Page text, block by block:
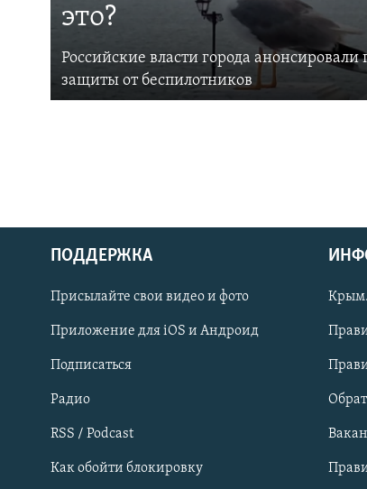
Українською
Qırımtatar
ПРИСОЕДИНЯЙТЕСЬ!
это?
Российские власти города
защиты от беспилотников
ПОДДЕРЖКА
Присылайте свои видео и фото
Приложение для iOS и Андроид
Подписаться
Радио
RSS / Podcast
Как обойти блокировку